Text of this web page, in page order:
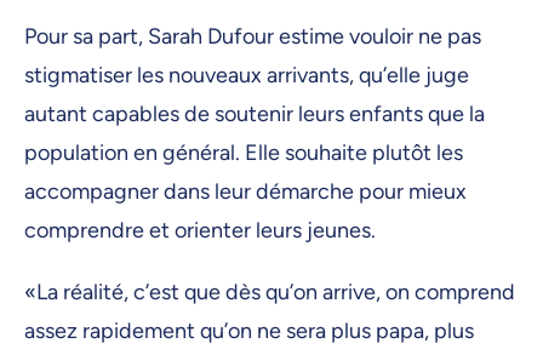
Pour sa part, Sarah Dufour estime vouloir ne pas
stigmatiser les nouveaux arrivants, qu’elle juge
autant capables de soutenir leurs enfants que la
population en général. Elle souhaite plutôt les
accompagner dans leur démarche pour mieux
comprendre et orienter leurs jeunes.
«La réalité, c’est que dès qu’on arrive, on comprend
assez rapidement qu’on ne sera plus papa, plus